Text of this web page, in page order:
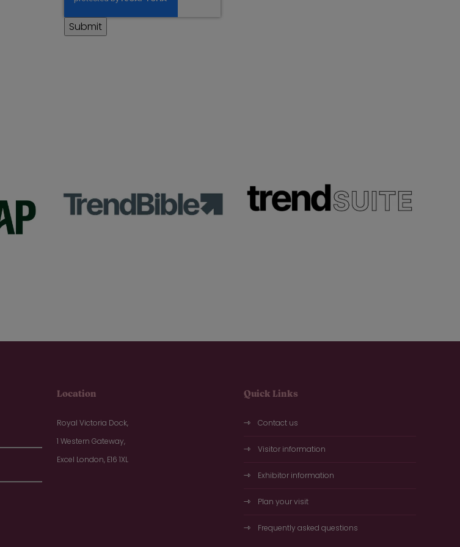
Location
Royal Victoria Dock,
1 Western Gateway,
Excel London, E16 1XL
Quick Links
Contact us
Visitor information
Exhibitor information
Plan your visit
Frequently asked questions